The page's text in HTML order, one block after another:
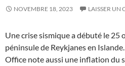
NOVEMBRE 18, 2023 LAISSER UN
Une crise sismique a débuté le 25
péninsule de Reykjanes en
Office note aussi une inflation du